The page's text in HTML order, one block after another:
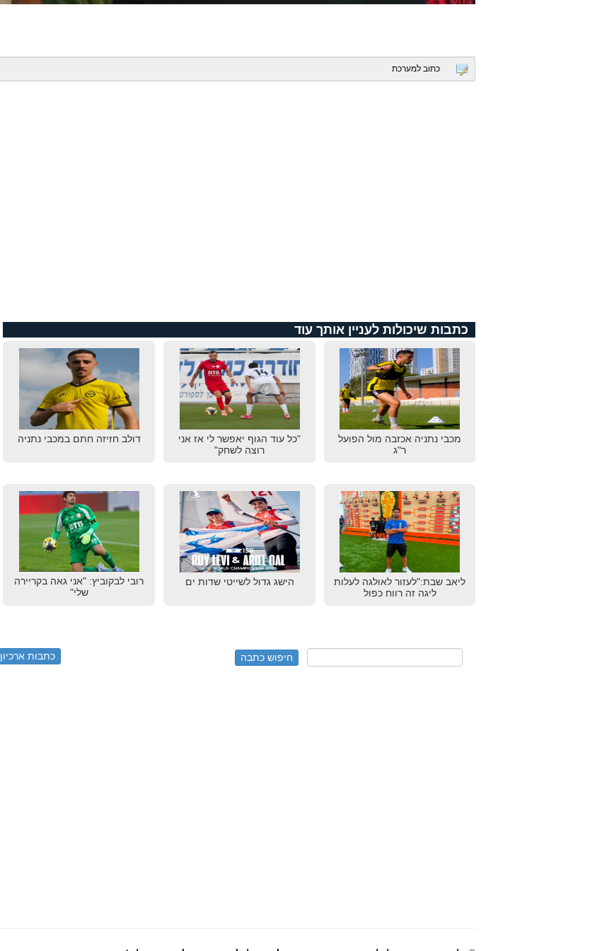
כתוב למערכת
כתבות שיכולות לעניין אותך עוד
מכבי נתניה אכזבה מול הפועל
ר"ג
"כל עוד הגוף יאפשר לי אז אני
רוצה לשחק"
דולב חזיזה חתם במכבי נתניה
ליאב שבת:"לעזור לאולגה לעלות
ליגה זה רווח כפול
הישג גדול לשייטי שדות ים
רובי לבקוביץ: "אני גאה בקריירה
שלי"
כתבות ארכיון